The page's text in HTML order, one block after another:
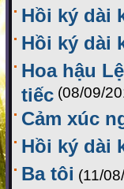
Hồi ký dài
Hồi ký dài
Hoa hậu
tiếc (08/09/
Cảm xúc
Hồi ký dài
Ba tôi (11/